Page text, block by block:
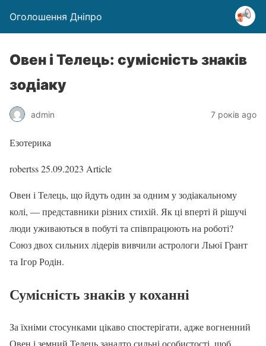
Оголошення Дніпро
Овен і Телець: сумісність знаків
зодіаку
admin 7 років ago
Езотерика
robertss25.09.2023 Article
Овен і Телець, що йдуть один за одним у зодіакальному
колі, — представники різних стихій. Як ці вперті й рішучі
люди уживаються в побуті та співпрацюють на роботі?
Союз двох сильних лідерів вивчили астрологи Льюї Грант
та Ігор Родін.
Сумісність знаків у коханні
За їхніми стосунками цікаво спостерігати, адже вогненний
Овен і земний Телець занадто сильні особистості, щоб